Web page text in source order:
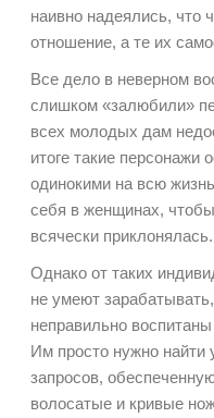
наивно надеялись, что
отношение, а те их
Все дело в неверном
слишком «залюбили»
всех молодых дам
итоге такие персонажи
одинокими на всю
себя в женщинах,
всячески приклонялась.
Однако от таких
не умеют
неправильно
Им просто нужно
запросов,
волосатые и кривые